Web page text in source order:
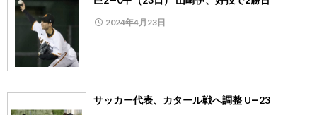
2024年4月23日
サッカー代表、カタール戦へ調整 U―23